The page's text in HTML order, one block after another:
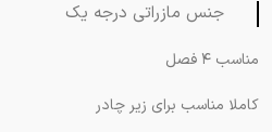
جنس مازراتی درجه یک
مناسب ۴ فصل
کاملا مناسب برای زیر چادر